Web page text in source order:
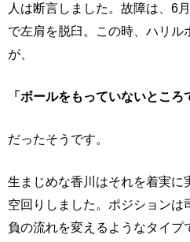
人は断言しました。故障は、6
で左肩を脱臼。この時、ハリル
が、
「ボールをもっていないところ
だったそうです。
生まじめな香川はそれを着実に
空回りしました。ポジションは
負の流れを変えるようなタイプ